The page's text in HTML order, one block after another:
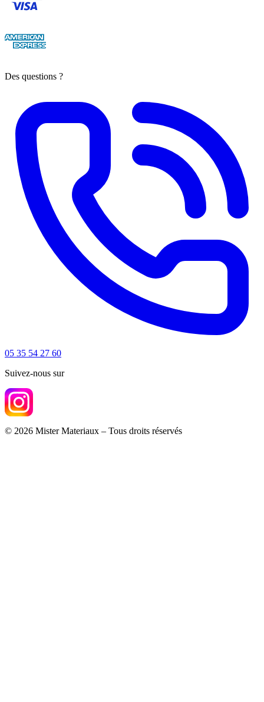
Des questions ?
05 35 54 27 60
Suivez-nous sur
© 2026 Mister Materiaux – Tous droits réservés